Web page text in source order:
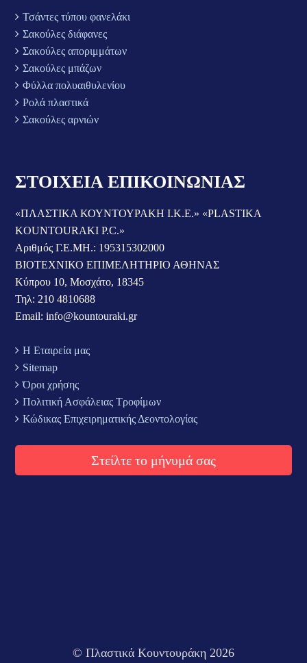
Τσάντες τύπου φανελάκι
Σακούλες διάφανες
Σακούλες αποριμμάτων
Σακούλες μπάζων
Φύλλα πολυαιθυλενίου
Ρολά πλαστικά
Σακούλες αρνιών
ΣΤΟΙΧΕΙΑ ΕΠΙΚΟΙΝΩΝΙΑΣ
«ΠΛΑΣΤΙΚΑ ΚΟΥΝΤΟΥΡΑΚΗ Ι.Κ.Ε.» «PLASTIKA
KOUNTOURAKI P.C.»
Αριθμός Γ.Ε.ΜΗ.: 195315302000
ΒΙΟΤΕΧΝΙΚΟ ΕΠΙΜΕΛΗΤΗΡΙΟ ΑΘΗΝΑΣ
Κύπρου 10, Μοσχάτο, 18345
Τηλ: 210 4810688
Email: info@kountouraki.gr
Η Εταιρεία μας
Sitemap
Όροι χρήσης
Πολιτική Ασφάλειας Τροφίμων
Κώδικας Επιχειρηματικής Δεοντολογίας
Στείλτε το μήνυμά σας
© Πλαστικά Κουντουράκη 2026